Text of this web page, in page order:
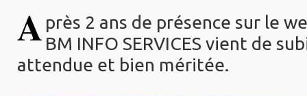
A près 2 ans de présence sur le
BM INFO SERVICES vient de
attendue et bien méritée.